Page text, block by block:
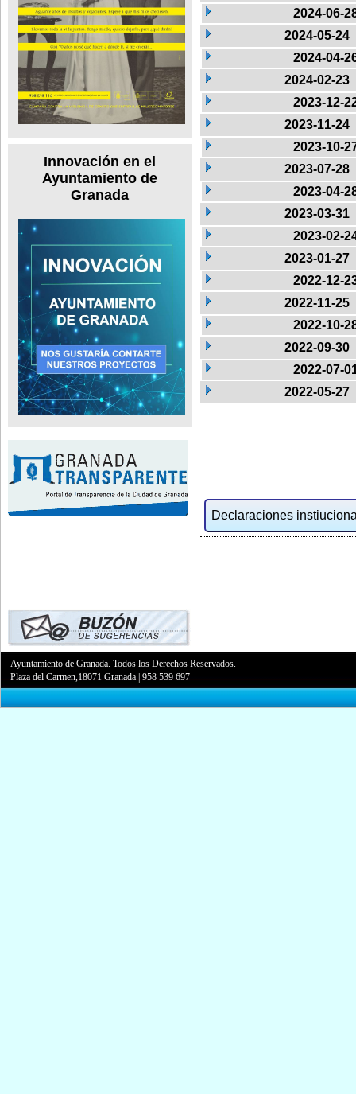
Innovación en el
Ayuntamiento de
Granada
2024-06-
2024-05-24
2024-04-
2024-02-23
2023-12-
2023-11-24
2023-10-
2023-07-28
2023-04-
2023-03-31
2023-02-
2023-01-27
2022-12-
2022-11-25
2022-10-
2022-09-30
2022-07-
2022-05-27
Declaraciones
Ayuntamiento de Granada. Todos los Derechos Reservados.
Plaza del Carmen,18071 Granada |958 539 697